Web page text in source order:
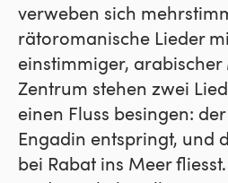
verweben sich
rätoromanische Lieder
einstimmiger, arabischer
Zentrum stehen zwei
einen Fluss besingen:
Engadin entspringt, und
bei Rabat ins Meer